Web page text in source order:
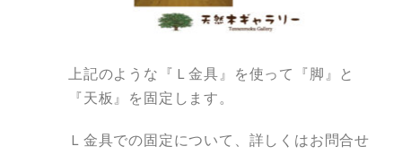
上記のような『Ｌ金具』を使って『脚』と
『天板』を固定します。
Ｌ金具での固定について、詳しくはお問合せ